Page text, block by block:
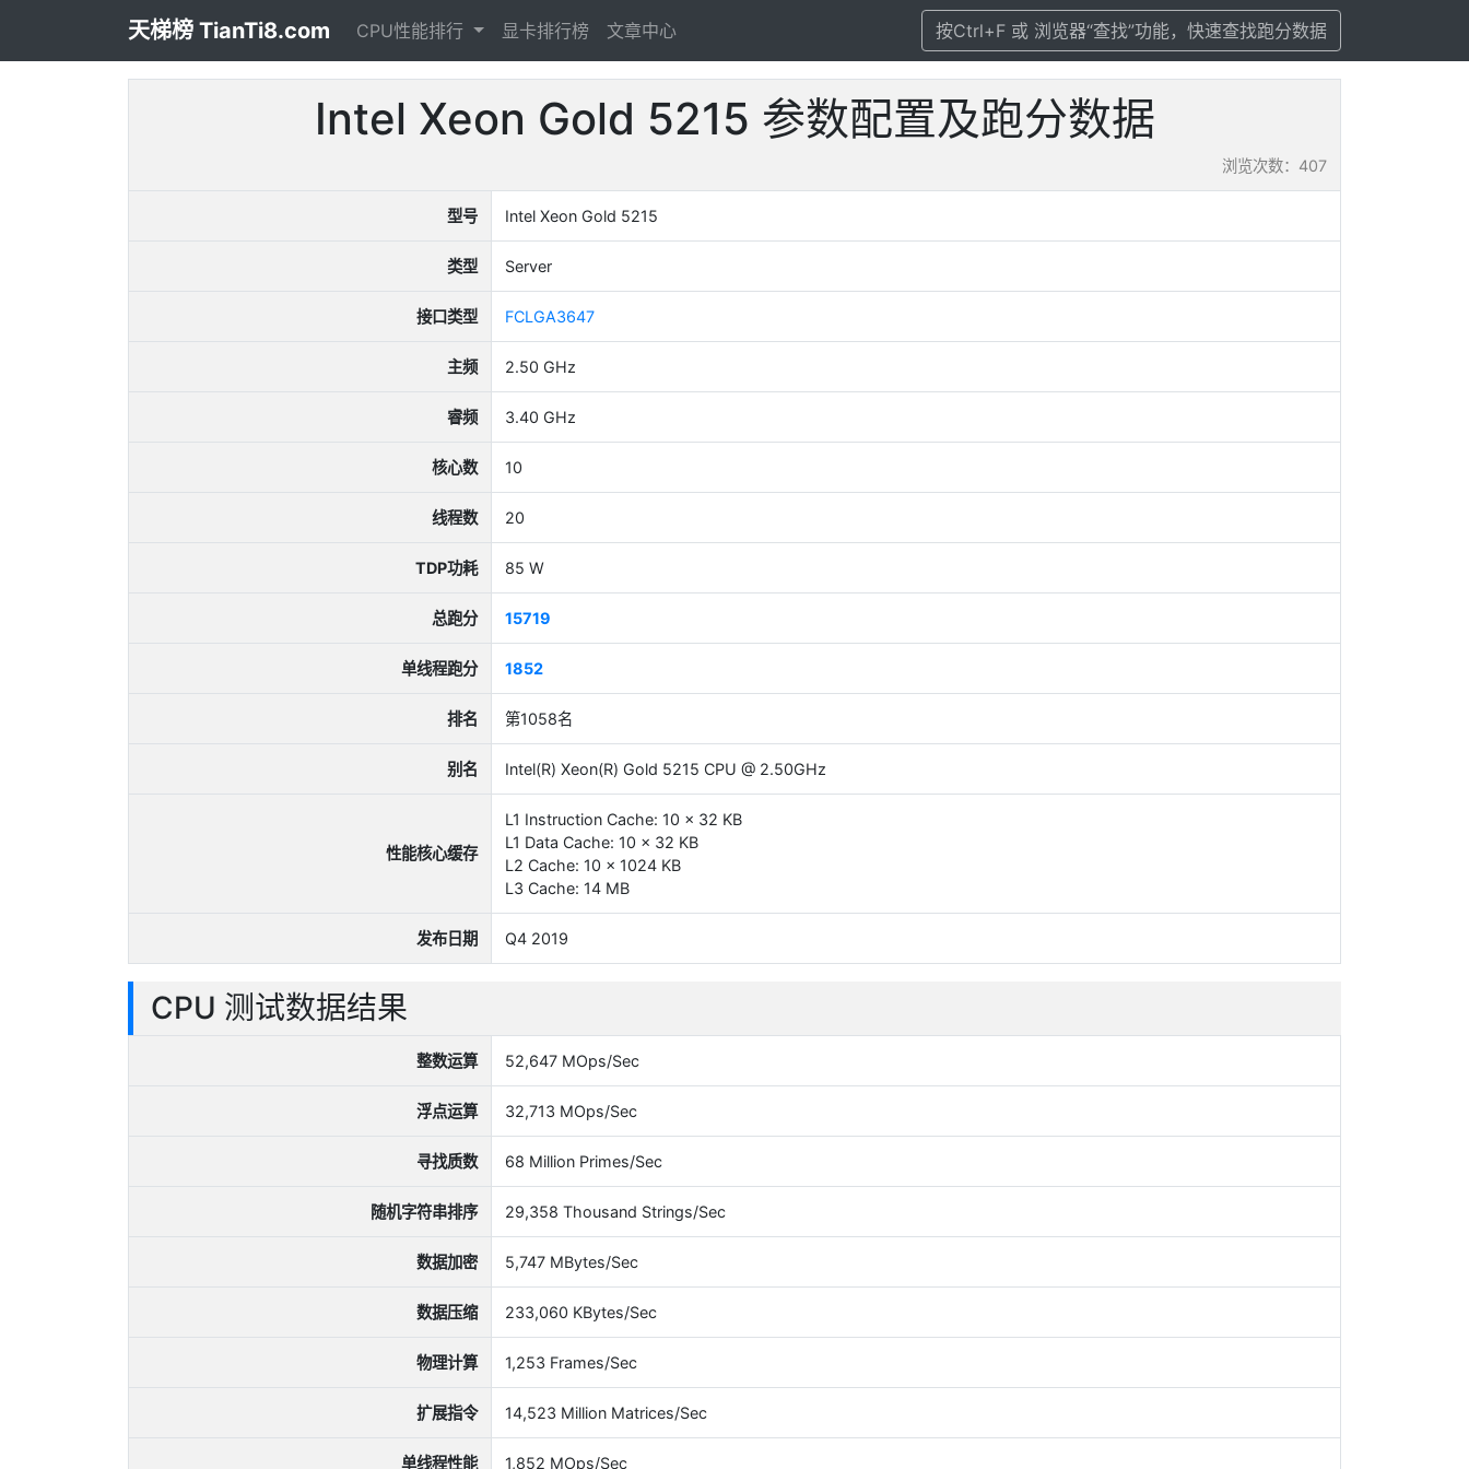
天梯榜 TianTi8.com CPU性能排行 显卡排行榜 文章中心 按Ctrl+F 或 浏览器“查找”功能，快速查找跑分数据
Intel Xeon Gold 5215 参数配置及跑分数据
浏览次数：407
型号 Intel Xeon Gold 5215
类型 Server
接口类型 FCLGA3647
主频 2.50 GHz
睿频 3.40 GHz
核心数 10
线程数 20
TDP功耗 85 W
总跑分 15719
单线程跑分 1852
排名 第1058名
别名 Intel(R) Xeon(R) Gold 5215 CPU @ 2.50GHz
性能核心缓存
L1 Instruction Cache: 10 x 32 KB
L1 Data Cache: 10 x 32 KB
L2 Cache: 10 x 1024 KB
L3 Cache: 14 MB
发布日期 Q4 2019
CPU 测试数据结果
整数运算 52,647 MOps/Sec
浮点运算 32,713 MOps/Sec
寻找质数 68 Million Primes/Sec
随机字符串排序 29,358 Thousand Strings/Sec
数据加密 5,747 MBytes/Sec
数据压缩 233,060 KBytes/Sec
物理计算 1,253 Frames/Sec
扩展指令 14,523 Million Matrices/Sec
单线程性能 1,852 MOps/Sec